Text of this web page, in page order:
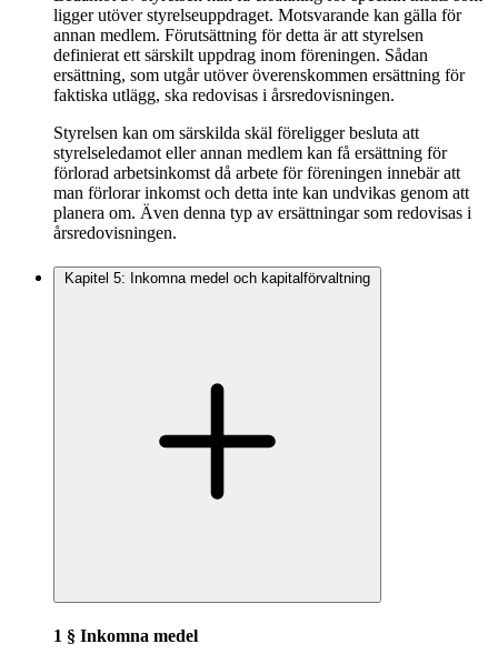
ligger utöver styrelseuppdraget. Motsvarande kan gälla för
annan medlem. Förutsättning för detta är att styrelsen
definierat ett särskilt uppdrag inom föreningen. Sådan
ersättning, som utgår utöver överenskommen ersättning för
faktiska utlägg, ska redovisas i årsredovisningen.
Styrelsen kan om särskilda skäl föreligger besluta att
styrelseledamot eller annan medlem kan få ersättning för
förlorad arbetsinkomst då arbete för föreningen innebär att
man förlorar inkomst och detta inte kan undvikas genom att
planera om. Även denna typ av ersättningar som redovisas i
årsredovisningen.
Kapitel 5: Inkomna medel och kapitalförvaltning
1 § Inkomna medel